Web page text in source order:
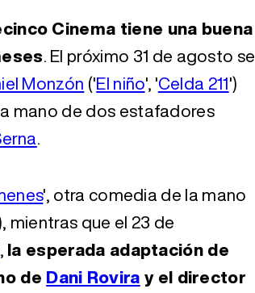
Cinema tiene una buena
. El próximo 31 de agosto se
Monzón ('El niño', 'Celda 211')
mano de dos estafadores
.
', otra comedia de la mano
mientras que el 23 de
la esperada adaptación de
de Dani Roviray el director